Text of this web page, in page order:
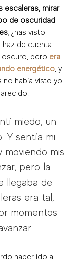
escaleras, mirar
de oscuridad
, ¿has visto
haz de cuenta
oscuro, pero era
energético, y
había visto yo
miedo, un
Y sentía mi
mis
pero la
llegaba de
era tal,
momentos
haber ido al